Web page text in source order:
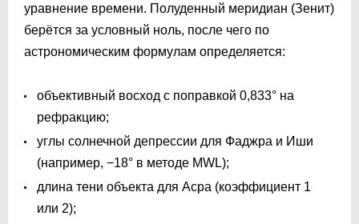
уравнение времени. Полуденный меридиан (Зенит)
берётся за условный ноль, после чего по
астрономическим формулам определяется:
объективный восход с поправкой 0,833° на
рефракцию;
углы солнечной депрессии для Фаджра и Иши
(например, −18° в методе MWL);
длина тени объекта для Асра (коэффициент 1
или 2);